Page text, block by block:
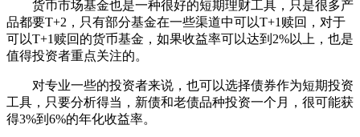
货币市场基金也是一种很好的短期理财工具，只是很多产
品都要T+2，只有部分基金在一些渠道中可以T+1赎回，对于
可以T+1赎回的货币基金，如果收益率可以达到2%以上，也是
值得投资者重点关注的。
对专业一些的投资者来说，也可以选择债券作为短期投资
工具，只要分析得当，新债和老债品种投资一个月，很可能获
得3%到6%的年化收益率。